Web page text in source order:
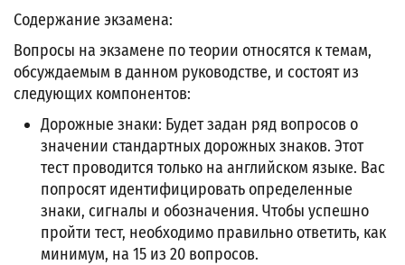
Содержание экзамена:
Вопросы на экзамене по теории относятся к темам,
обсуждаемым в данном руководстве, и состоят из
следующих компонентов:
Дорожные знаки: Будет задан ряд вопросов о
значении стандартных дорожных знаков. Этот
тест проводится только на английском языке. Вас
попросят идентифицировать определенные
знаки, сигналы и обозначения. Чтобы успешно
пройти тест, необходимо правильно ответить, как
минимум, на 15 из 20 вопросов.